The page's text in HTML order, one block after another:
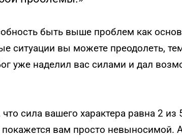
быть выше проблем как
ситуации вы можете преодолеть,
уже наделил вас силами и дал
что сила вашего характера равна 2
вам просто невыносимой.